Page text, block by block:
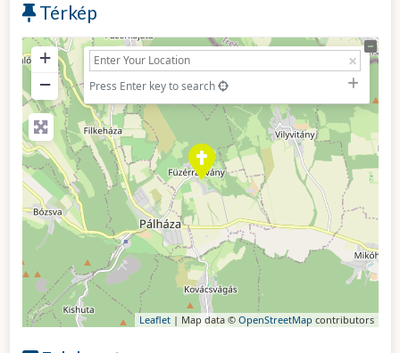
Térkép
+
−
Press Enter key to search
Leaflet| Map data © OpenStreetMap contributors